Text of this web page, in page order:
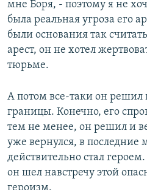
мне Боря, - поэтому я не
была реальная угроза его
были основания так
арест, он не хотел
тюрьме.
А потом все-таки он решил
границы. Конечно, его
тем не менее, он решил и
уже вернулся, в
действительно стал
он шел навстречу этой